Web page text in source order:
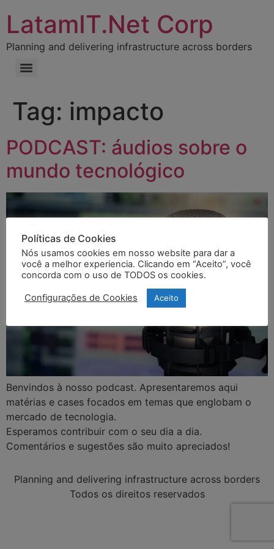
LatamIT.Net Corp
Planning and delivering infrastructure across borders
Tag: impacto
PODCAST: áudios sobre o
mundo tecnológico
Benvindos à nosso podcast. Apresentaremos aqui
matérias e cases focados em temas que englobam o
mercado de tecnologia.
Esperamos contribuir com o seu dia a dia.
Comentários e sugestões são muito apreciados!
Planning and delivering infrastructure across borders
Todos os direitos reservados
Políticas de Cookies
Nós usamos cookies em nosso website para dar a
você a melhor experiencia. Clicando em “Aceito”, você
concorda com o uso de TODOS os cookies.
Configurações de Cookies Aceito